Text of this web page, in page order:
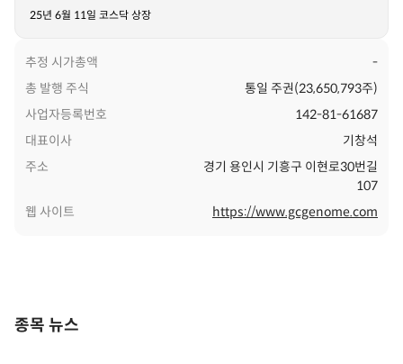
25년 6월 11일 코스닥 상장
추정 시가총액
-
총 발행 주식
통일 주권(23,650,793주)
사업자등록번호
142-81-61687
대표이사
기창석
주소
경기 용인시 기흥구 이현로30번길
107
웹 사이트
https://www.gcgenome.com
종목 뉴스